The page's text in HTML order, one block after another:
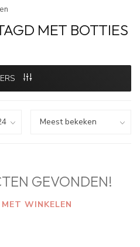
MET BOTTIES
GEVONDEN!
WINKELEN